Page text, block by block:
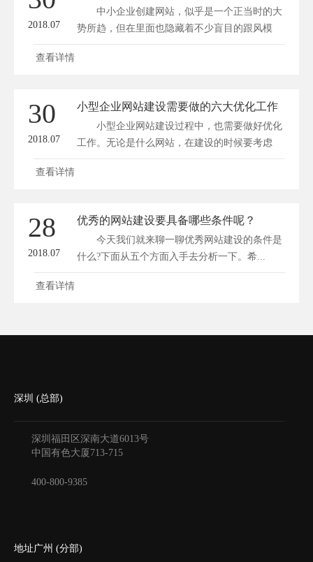
2018.07
中小企业创建网站，似乎是一个正当时的大
势所趋，但在里面也隐藏着不少盲目的跟风模
仿...
查看详情
30
2018.07
小型企业网站建设需要做的六大优化工作
小型企业网站建设过程中，也需要做好优化
工作。无论是什么网站，在建设的时候要考虑
好...
查看详情
28
2018.07
优秀的网站建设要具备哪些条件呢？
今天我们就来聊一聊优秀网站建设的条件是
什么?下面从五个方面入手去分析一下。希...
查看详情
深圳 (总部)
深圳福田区深南大道6013号
中国有色大厦713-715
400-800-9385
地址广州 (分部)